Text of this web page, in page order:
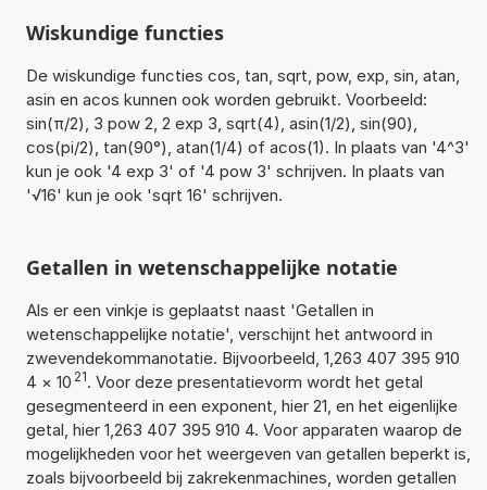
Wiskundige functies
De wiskundige functies cos, tan, sqrt, pow, exp, sin, atan,
asin en acos kunnen ook worden gebruikt. Voorbeeld:
sin(π/2), 3 pow 2, 2 exp 3, sqrt(4), asin(1/2), sin(90),
cos(pi/2), tan(90°), atan(1/4) of acos(1). In plaats van '4^3'
kun je ook '4 exp 3' of '4 pow 3' schrijven. In plaats van
'√16' kun je ook 'sqrt 16' schrijven.
Getallen in wetenschappelijke notatie
Als er een vinkje is geplaatst naast 'Getallen in
wetenschappelijke notatie', verschijnt het antwoord in
zwevendekommanotatie. Bijvoorbeeld, 1,263 407 395 910
4 × 10 21. Voor deze presentatievorm wordt het getal
gesegmenteerd in een exponent, hier 21, en het eigenlijke
getal, hier 1,263 407 395 910 4. Voor apparaten waarop de
mogelijkheden voor het weergeven van getallen beperkt is,
zoals bijvoorbeeld bij zakrekenmachines, worden getallen